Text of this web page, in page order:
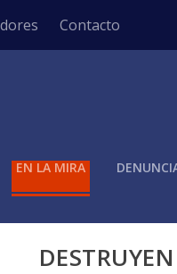
Contacto
EN LA MIRA